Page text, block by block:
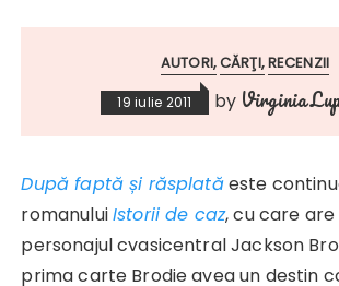
AUTORI CĂRŢI RECENZII
19 iulie 2011 by Virginia
După faptă și răsplatăeste
romanuluiIstorii de caz, cu care
personajul cvasicentral Jackson
prima carte Brodie avea un destin